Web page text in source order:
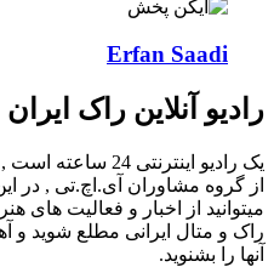
Erfan Saadi
رادیو آنلاین راک ایران
یک رادیو اینترنتی 24 ساعته است , کاری
از گروه مشاوران آی.اچ.تی , در
میتوانید از اخبار و فعالیت های
راک و متال ایرانی مطلع شوید و
آنها را بشنوید.